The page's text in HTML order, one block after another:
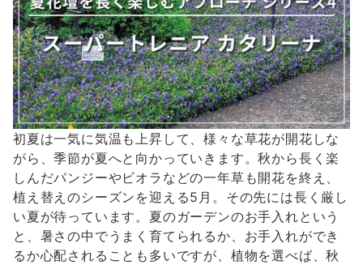
初夏は一気に気温も上昇して、様々な草花が開花しな
がら、季節が夏へと向かっていきます。秋から長く楽
しんだパンジーやビオラなどの一年草も開花を終え、
植え替えのシーズンを迎える5月。その先には長く厳し
い夏が待っています。夏のガーデンのお手入れという
と、暑さの中でうまく育てられるか、お手入れができ
るか心配されることも多いですが、植物を選べば、秋